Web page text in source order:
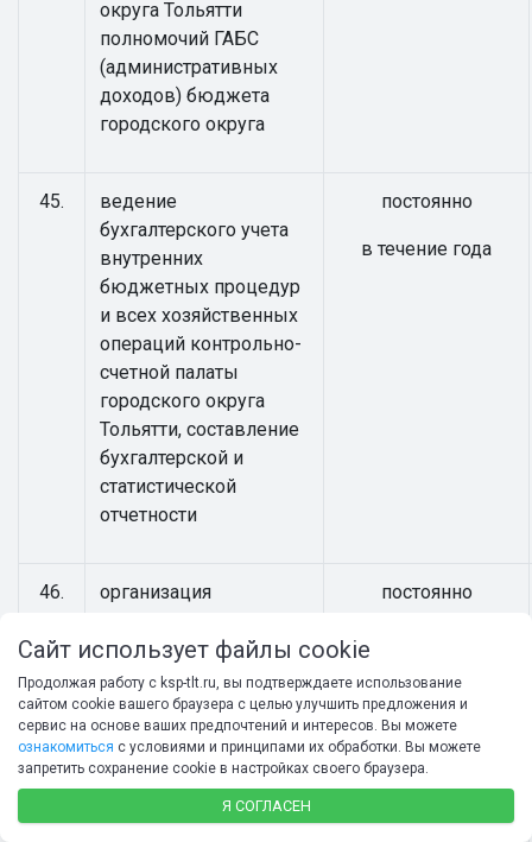
округа Тольятти
полномочий ГАБС
(административных
доходов) бюджета
городского округа
45.
ведение
бухгалтерского учета
внутренних
бюджетных процедур
и всех хозяйственных
операций контрольно-
счетной палаты
городского округа
Тольятти, составление
бухгалтерской и
статистической
отчетности
постоянно
в течение года
46.
организация
профессиональному
развитию лиц,
замещающих
муниципальные
должности и
должности
муниципальной
постоянно
в течение года
Сайт использует файлы cookie
Продолжая работу с ksp-tlt.ru, вы подтверждаете использование
сайтом cookie вашего браузера с целью улучшить предложения и
сервис на основе ваших предпочтений и интересов. Вы можете
ознакомиться с условиями и принципами их обработки. Вы можете
запретить сохранение cookie в настройках своего браузера.
Я СОГЛАСЕН